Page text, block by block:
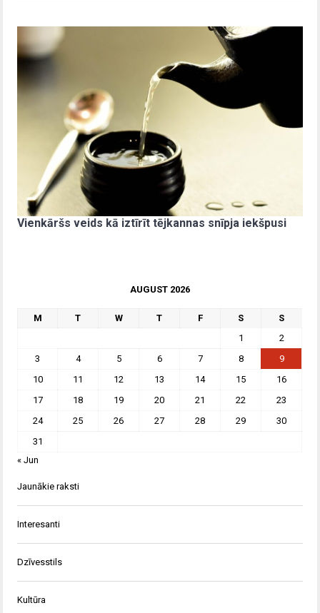
Vienkāršs veids kā iztīrīt tējkannas snīpja iekšpusi
AUGUST 2026
M T W T F S
S
1
2
3
4 5 6 7 8
9
10
11 12 13 14 15
16
17
18 19 20 21 22
23
24
25 26 27 28 29
30
31
« Jun
Jaunākie raksti
Interesanti
Dzīvesstils
Kultūra